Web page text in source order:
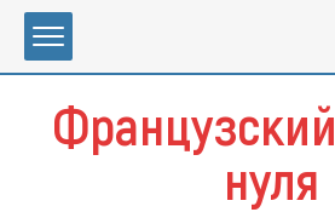
Перейти
содержимому
нуля